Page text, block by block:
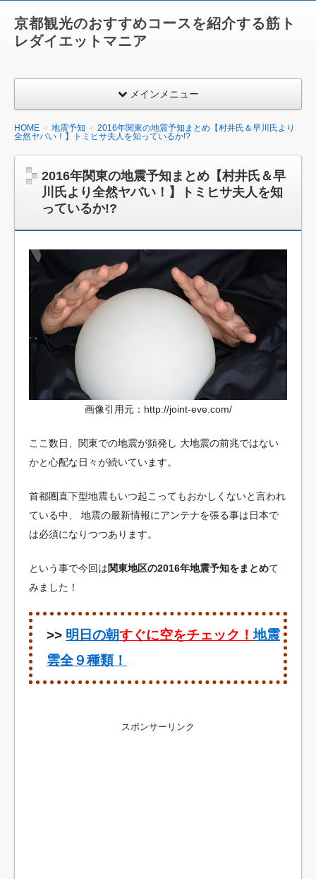
京都観光のおすすめコースを紹介する筋ト
レダイエットマニア
メインメニュー
HOME 地震予知
2016年関東の地震予知まとめ【村井氏＆早川氏より
全然ヤバい！】トミヒサ夫人を知っているか!?
2016年関東の地震予知まとめ【村井氏＆早
川氏より全然ヤバい！】トミヒサ夫人を知
っているか!?
画像引用元：http://joint-eve.com/
ここ数日、関東での地震が頻発し 大地震の前兆ではない
かと心配な日々が続いています。
首都圏直下型地震もいつ起こってもおかしくないと言われ
ている中、
地震の最新情報にアンテナを張る事は日本で
は必須になりつつあります。
という事で今回は関東地区の2016年地震予知をまとめて
みました！
>> 明日の朝すぐに空をチェック！地震
雲全９種類！
スポンサーリンク